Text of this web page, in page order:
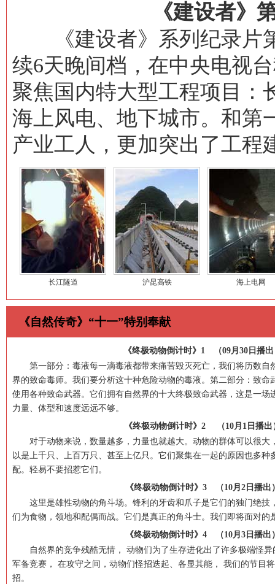
《建设者》
《建设者》系列纪录片
续6天晚间档，在中央电视
聚焦国内特大型工程项目：
海上风电、地下城市。和第
产业工人，更加突出了工程
长江隧道 沪昆高铁 海上电网
《自然传奇》“十一”特别奉献
《终极动物倒计时》1 （09月30日播
第一部分：毒液每一滴毒液都带来痛苦毁灭死亡，我们将历数自
界的致命毒师。我们要分析这十种危险动物的毒液。 第二部分：致命
使用各种致命武器。它们拥有自然界的十大终极致命武器，这是一场
力量、体型和速度远远不够。
《终极动物倒计时》2 （10月1日播出
对于动物来说，数量越多，力量也就越大。动物的群体可以很大
以是上千只、上百万只、甚至上亿只。它们聚集在一起的原因也多种
配。轻易不要招惹它们。
《终极动物倒计时》3 （10月2日播出
这里是雄性动物的角斗场。锋利的牙齿和爪子是它们的独门绝技
们为食物，领地和配偶而战。它们是真正的角斗士。我们即将面对的
《终极动物倒计时》4 （10月3日播出
自然界的竞争残酷无情， 动物们为了生存进化出了许多极端怪异
军备竞赛， 在攻守之间，动物们怪招迭起、各显其能， 我们的节目
招。